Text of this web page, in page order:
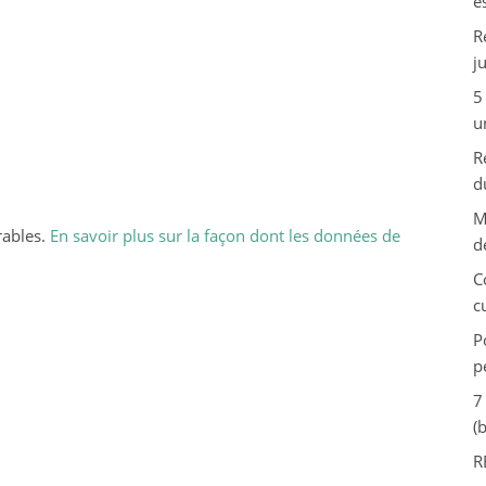
En savoir plus sur la façon dont les données de
7